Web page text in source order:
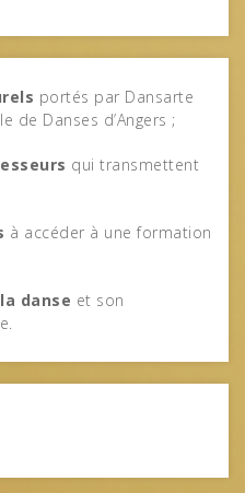
portés par Dansarte
de Danses d’Angers ;
qui transmettent
à accéder à une formation
danse et son